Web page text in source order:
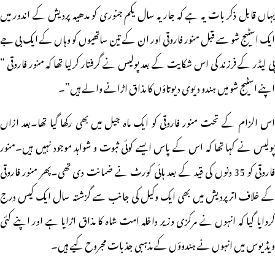
یہاں قابل ذکر بات یہ ہے کہ جاریہ سال یکم جنوری کو مدھیہ پردیش کے اندور میں
ایک اسٹیج شو سے قبل منور فاروقی اور ان کے تین ساتھیوں کو وہاں کے ایک بی جے
پی لیڈر کے فرزند کی اس شکایت کے بعد پولیس نے گرفتار کرلیا تھا کہ منور فاروقی ”
اپنے اسٹیج شو میں ہندو دیوی دیوتاؤں کا مذاق اڑانے والے ہیں”۔
اس الزام کے تحت منور فاروقی کو ایک ماہ جیل میں بھی رکھا گیا تھا۔بعد ازاں
پولیس نے کہا تھا کہ اس کے پاس ایسے کوئی ثبوت و شواہد موجود نہیں ہیں۔منور
فاروقی کو 35 دنوں کی قید کے بعد ہائی کورٹ نے ضمانت دی تھی۔پھر منور فاروقی
کے خلاف اترپردیش میں بھی ایک وکیل کی جانب سے گزشتہ سال ایک کیس درج
کروایا گیا کہ انہوں نے مرکزی وزیر داخلہ امت شاہ کا مذاق اڑایا ہے اور اپنے کئی
ویڈیوس میں انہوں نے ہندوؤں کے مذہبی جذبات مجروح کیے ہیں۔